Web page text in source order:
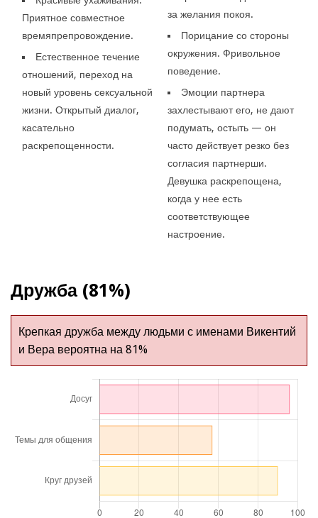
Приятное совместное
времяпрепровождение.
Естественное течение
отношений, переход на
новый уровень сексуальной
жизни. Открытый диалог,
касательно
раскрепощенности.
за желания покоя.
Порицание со стороны
окружения. Фривольное
поведение.
Эмоции партнера
захлестывают его, не дают
подумать, остыть — он
часто действует резко без
согласия партнерши.
Девушка раскрепощена,
когда у нее есть
соответствующее
настроение.
Дружба (81%)
Крепкая дружба между людьми с именами Викентий
и Вера вероятна на 81%